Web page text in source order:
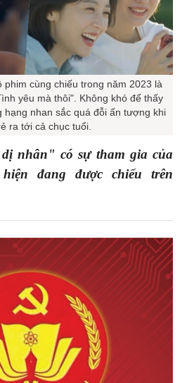
phim cùng chiếu trong năm 2023 là
yêu mà thôi". Không khó để thấy
hạng nhan sắc quá đỗi ấn tượng khi
ra tới cả chục tuổi.
nhân" có sự tham gia của
đang được chiếu trên